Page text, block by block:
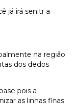
já irá senitr a
na região
dos dedos
pois a
as linhas finas